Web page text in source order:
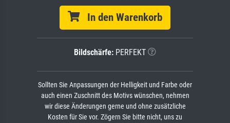
In den Warenkorb
Bildschärfe: PERFEKT
Sollten Sie Anpassungen der Helligkeit und Farbe oder
auch einen Zuschnitt des Motivs wünschen, nehmen
wir diese Änderungen gerne und ohne zusätzliche
Kosten für Sie vor. Zögern Sie bitte nicht, uns zu